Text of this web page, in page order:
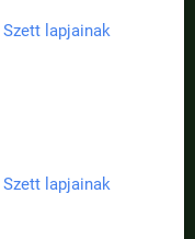
Szett lapjainak
Szett lapjainak